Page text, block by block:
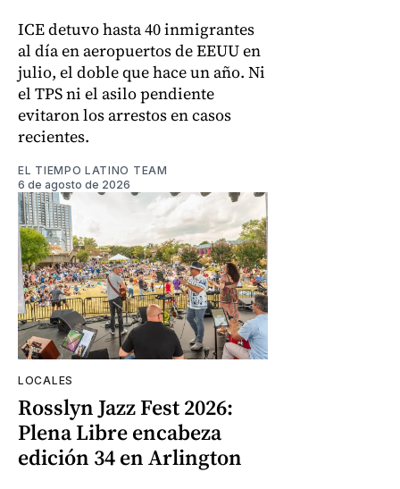
ICE detuvo hasta 40 inmigrantes
al día en aeropuertos de EEUU en
julio, el doble que hace un año. Ni
el TPS ni el asilo pendiente
evitaron los arrestos en casos
recientes.
EL TIEMPO LATINO TEAM
6 de agosto de 2026
LOCALES
Rosslyn Jazz Fest 2026:
Plena Libre encabeza
edición 34 en Arlington